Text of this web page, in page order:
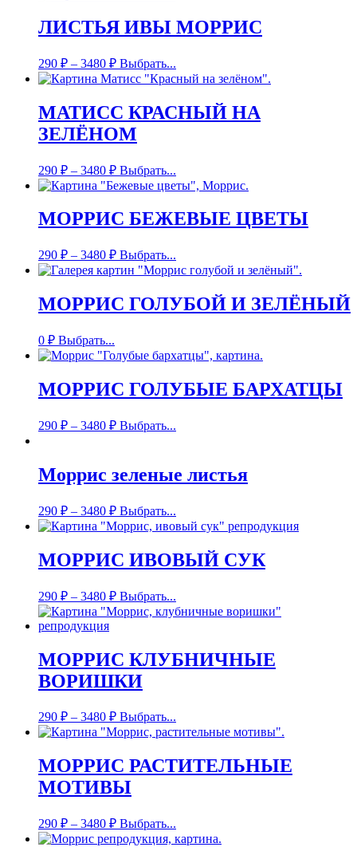
ЛИСТЬЯ ИВЫ МОРРИС
290 ₽ – 3480 ₽ Выбрать...
МАТИСС КРАСНЫЙ НА
ЗЕЛЁНОМ
290 ₽ – 3480 ₽ Выбрать...
МОРРИС БЕЖЕВЫЕ ЦВЕТЫ
290 ₽ – 3480 ₽ Выбрать...
МОРРИС ГОЛУБОЙ И ЗЕЛЁНЫЙ
0 ₽ Выбрать...
МОРРИС ГОЛУБЫЕ БАРХАТЦЫ
290 ₽ – 3480 ₽ Выбрать...
Моррис зеленые листья
290 ₽ – 3480 ₽ Выбрать...
МОРРИС ИВОВЫЙ СУК
290 ₽ – 3480 ₽ Выбрать...
МОРРИС КЛУБНИЧНЫЕ
ВОРИШКИ
290 ₽ – 3480 ₽ Выбрать...
МОРРИС РАСТИТЕЛЬНЫЕ
МОТИВЫ
290 ₽ – 3480 ₽ Выбрать...